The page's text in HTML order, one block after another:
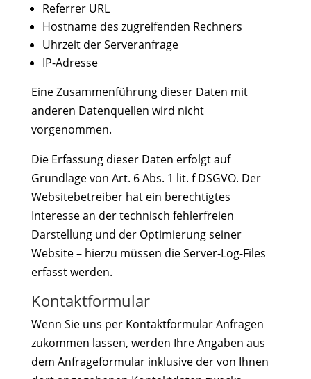
Referrer URL
Hostname des zugreifenden Rechners
Uhrzeit der Serveranfrage
IP-Adresse
Eine Zusammenführung dieser Daten mit
anderen Datenquellen wird nicht
vorgenommen.
Die Erfassung dieser Daten erfolgt auf
Grundlage von Art. 6 Abs. 1 lit. f DSGVO. Der
Websitebetreiber hat ein berechtigtes
Interesse an der technisch fehlerfreien
Darstellung und der Optimierung seiner
Website – hierzu müssen die Server-Log-Files
erfasst werden.
Kontaktformular
Wenn Sie uns per Kontaktformular Anfragen
zukommen lassen, werden Ihre Angaben aus
dem Anfrageformular inklusive der von Ihnen